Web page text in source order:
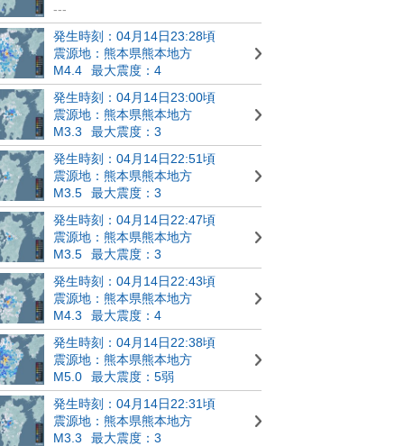
---
発生時刻：04月14日23:28頃
震源地：熊本県熊本地方
M4.4
最大震度：4
発生時刻：04月14日23:00頃
震源地：熊本県熊本地方
M3.3
最大震度：3
発生時刻：04月14日22:51頃
震源地：熊本県熊本地方
M3.5
最大震度：3
発生時刻：04月14日22:47頃
震源地：熊本県熊本地方
M3.5
最大震度：3
発生時刻：04月14日22:43頃
震源地：熊本県熊本地方
M4.3
最大震度：4
発生時刻：04月14日22:38頃
震源地：熊本県熊本地方
M5.0
最大震度：5弱
発生時刻：04月14日22:31頃
震源地：熊本県熊本地方
M3.3
最大震度：3